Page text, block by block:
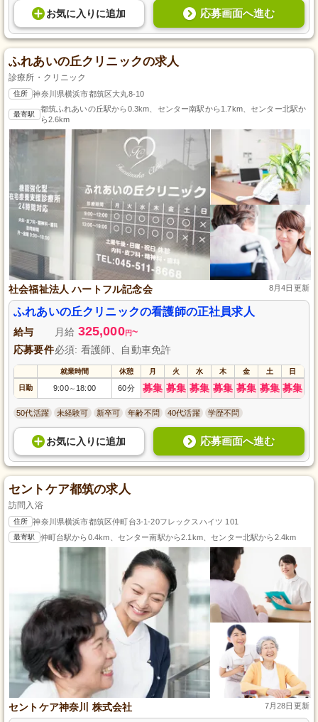
お気に入り に追加 応募画面へ進む
ふれあいの丘クリニックの求人
診療所・クリニック
住所 神奈川県横浜市都筑区大丸8-10
最寄駅
都筑ふれあいの丘駅から0.3km、センター南駅から1.7km、センター北駅か
ら2.6km
社会福祉法人 ハートフル記念会 8月4日更新
ふれあいの丘クリニックの看護師の正社員求人
給与 月給 325,000円~
応募要件必須: 看護師、自動車免許
就業時間 休憩 月 火 水 木 金 土 日
日勤 9:00～ 18:00 60分 募集 募集 募集 募集 募集 募集 募集
50代活躍 未経験可 新卒可 年齢不問 40代活躍 学歴不問
お気に入り に追加 応募画面へ進む
セントケア都筑の求人
訪問入浴
住所 神奈川県横浜市都筑区仲町台3-1-20フレックスハイツ 101
最寄駅 仲町台駅から0.4km、センター南駅から2.1km、センター北駅から2.4km
セントケア神奈川 株式会社 7月28日更新